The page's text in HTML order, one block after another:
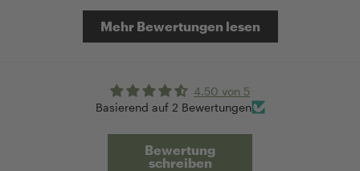
Mehr Bewertungen lesen
4.50 von 5
Basierend auf 2 Bewertungen
Bewertung
schreiben